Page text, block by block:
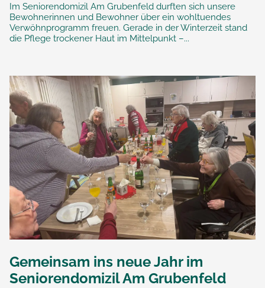
Im Seniorendomizil Am Grubenfeld durften sich unsere
Bewohnerinnen und Bewohner über ein wohltuendes
Verwöhnprogramm freuen. Gerade in der Winterzeit stand
die Pflege trockener Haut im Mittelpunkt –...
Gemeinsam ins neue Jahr im
Seniorendomizil Am Grubenfeld